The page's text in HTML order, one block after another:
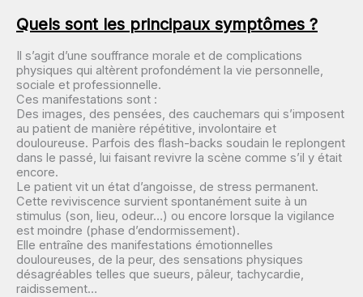
Quels sont les principaux symptômes ?
Il s’agit d’une souffrance morale et de complications
physiques qui altèrent profondément la vie personnelle,
sociale et professionnelle.
Ces manifestations sont :
Des images, des pensées, des cauchemars qui s’imposent
au patient de manière répétitive, involontaire et
douloureuse. Parfois des flash-backs soudain le replongent
dans le passé, lui faisant revivre la scène comme s’il y était
encore.
Le patient vit un état d’angoisse, de stress permanent.
Cette reviviscence survient spontanément suite à un
stimulus (son, lieu, odeur…) ou encore lorsque la vigilance
est moindre (phase d’endormissement).
Elle entraîne des manifestations émotionnelles
douloureuses, de la peur, des sensations physiques
désagréables telles que sueurs, pâleur, tachycardie,
raidissement…